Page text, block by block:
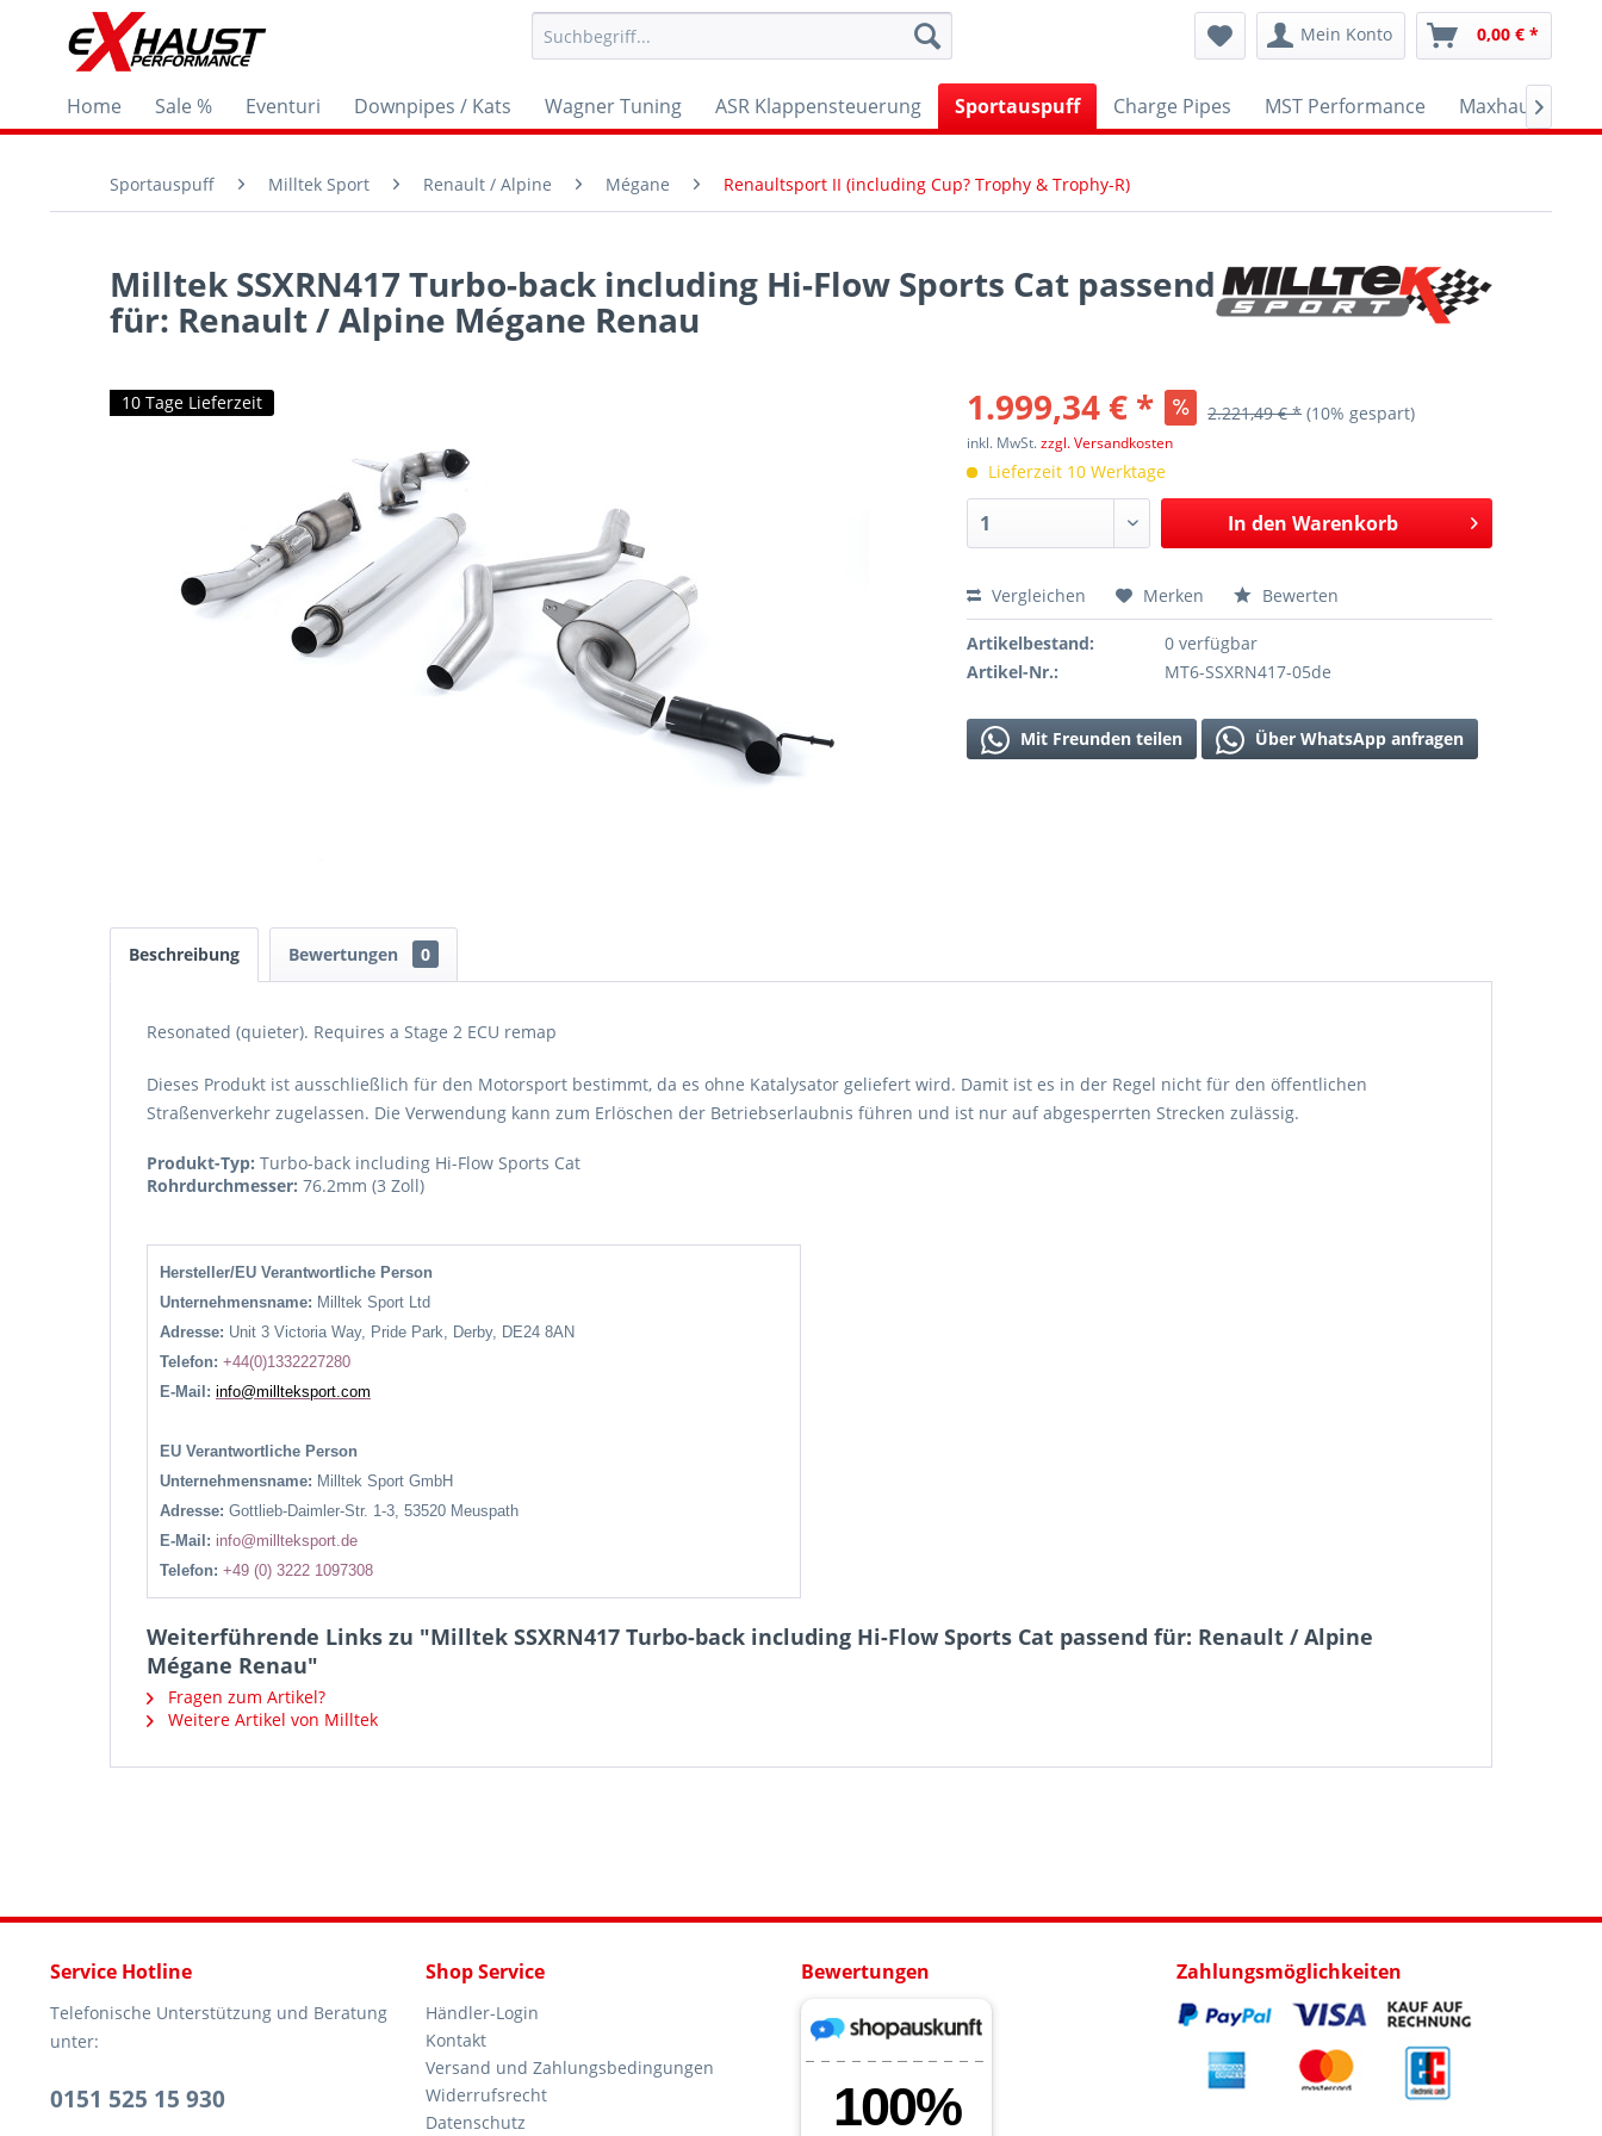
Mein Konto 0,00 € *
Home Sale % Eventuri Downpipes / Kats Wagner Tuning ASR Klappensteuerung Sportauspuff Charge Pipes MST Performance Maxhaust

Sportauspuff Milltek Sport Renault / Alpine Mégane Renaultsport II (including Cup? Trophy & Trophy-R)
Milltek SSXRN417 Turbo-back including Hi-Flow Sports Cat passend
für: Renault / Alpine Mégane Renau
10 Tage Lieferzeit 1.999,34 € * 2.221,49 € * (10% gespart)
inkl. MwSt.zzgl. Versandkosten
Lieferzeit 10 Werktage
In den Warenkorb
Vergleichen Merken Bewerten
Artikelbestand:
0 verfügbar
Artikel-Nr.:
MT6-SSXRN417-05de
Mit Freunden teilen Über WhatsApp anfragen
Beschreibung Bewertungen 0
Resonated (quieter). Requires a Stage 2 ECU remap
Dieses Produkt ist ausschließlich für den Motorsport bestimmt, da es ohne Katalysator geliefert wird. Damit ist es in der Regel nicht für den öffentlichen
Straßenverkehr zugelassen. Die Verwendung kann zum Erlöschen der Betriebserlaubnis führen und ist nur auf abgesperrten Strecken zulässig.
Produkt-Typ: Turbo-back including Hi-Flow Sports Cat
Rohrdurchmesser: 76.2mm (3 Zoll)
Hersteller/EU Verantwortliche Person
Unternehmensname: Milltek Sport Ltd
Adresse: Unit 3 Victoria Way, Pride Park, Derby, DE24 8AN
Telefon: +44(0)1332227280
E-Mail: info@millteksport.com
EU Verantwortliche Person
Unternehmensname: Milltek Sport GmbH
Adresse: Gottlieb-Daimler-Str. 1-3, 53520 Meuspath
E-Mail: info@millteksport.de
Telefon: +49 (0) 3222 1097308
Weiterführende Links zu "Milltek SSXRN417 Turbo-back including Hi-Flow Sports Cat passend für: Renault / Alpine
Mégane Renau"
Fragen zum Artikel?
Weitere Artikel von Milltek
Service Hotline
Telefonische Unterstützung und Beratung
unter:
0151 525 15 930
Shop Service
Händler-Login
Kontakt
Versand und Zahlungsbedingungen
Widerrufsrecht
Datenschutz
Bewertungen Zahlungsmöglichkeiten